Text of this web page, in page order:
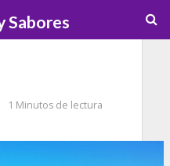
1 Minutos de lectura